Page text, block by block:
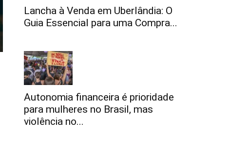
Lancha à Venda em Uberlândia: O
Guia Essencial para uma Compra...
Autonomia financeira é prioridade
para mulheres no Brasil, mas
violência no...